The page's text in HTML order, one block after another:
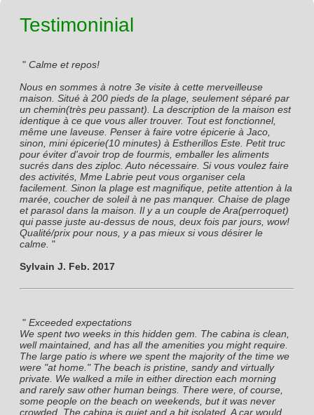
Testimoninial
" Calme et repos!
Nous en sommes à notre 3e visite à cette merveilleuse
maison. Situé à 200 pieds de la plage, seulement séparé par
un chemin(très peu passant). La description de la maison est
identique à ce que vous aller trouver. Tout est fonctionnel,
même une laveuse. Penser à faire votre épicerie à Jaco,
sinon, mini épicerie(10 minutes) à Estherillos Este. Petit truc
pour éviter d'avoir trop de fourmis, emballer les aliments
sucrés dans des ziploc. Auto nécessaire. Si vous voulez faire
des activités, Mme Labrie peut vous organiser cela
facilement. Sinon la plage est magnifique, petite attention à la
marée, coucher de soleil à ne pas manquer. Chaise de plage
et parasol dans la maison. Il y a un couple de Ara(perroquet)
qui passe juste au-dessus de nous, deux fois par jours, wow!
Qualité/prix pour nous, y a pas mieux si vous désirer le
calme. "
Sylvain J. Feb. 2017
" Exceeded expectations
We spent two weeks in this hidden gem. The cabina is clean,
well maintained, and has all the amenities you might require.
The large patio is where we spent the majority of the time we
were "at home." The beach is pristine, sandy and virtually
private. We walked a mile in either direction each morning
and rarely saw other human beings. There were, of course,
some people on the beach on weekends, but it was never
crowded. The cabina is quiet and a bit isolated. A car would